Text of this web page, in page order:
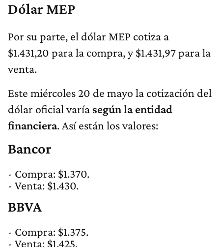
Dólar MEP
Por su parte, el dólar MEP cotiza a
$1.431,20 para la compra, y $1.431,97 para la
venta.
Este miércoles 20 de mayo la cotización del
dólar oficial varía según la entidad
financiera. Así están los valores:
Bancor
- Compra: $1.370.
- Venta: $1.430.
BBVA
- Compra: $1.375.
- Venta: $1.425.